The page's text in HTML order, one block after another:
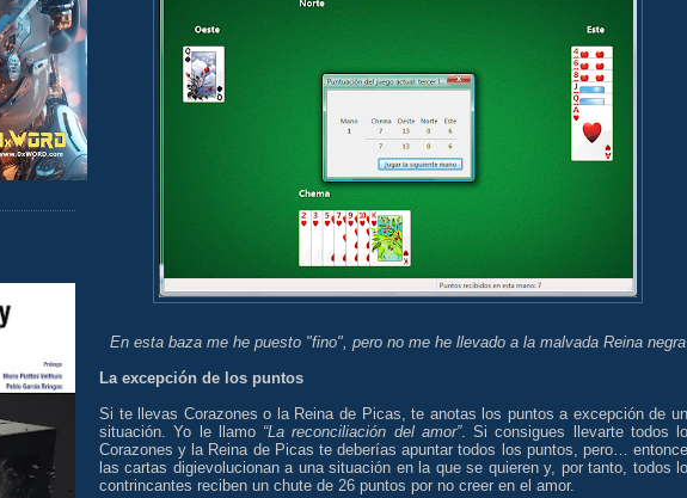
En esta baza me he puesto "fino", pero no me he llevado a la malvada Reina negra
La excepción de los puntos
Si te llevas Corazones o la Reina de Picas, te anotas los puntos a excepción de
situación. Yo le llamo “La reconciliación del amor”. Si consigues llevarte todos
Corazones y la Reina de Picas te deberías apuntar todos los puntos, pero…
las cartas digievolucionan a una situación en la que se quieren y, por tanto, todos
contrincantes reciben un chute de 26 puntos por no creer en el amor.